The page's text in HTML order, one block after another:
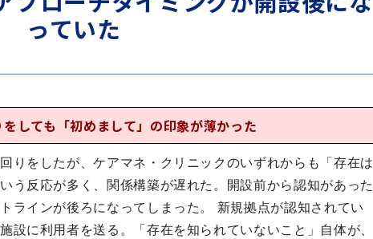
っていた
しても「初めまして」の印象が薄かった
りをしたが、ケアマネ・クリニックのいずれからも「存在は
う反応が多く、関係構築が遅れた。開設前から認知があった
ラインが後ろになってしまった。 新規拠点が認知されてい
設に利用者を送る。「存在を知られていないこと」自体が、